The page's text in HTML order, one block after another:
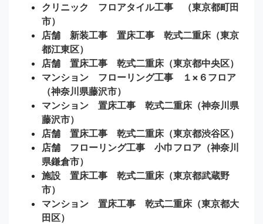
クリニック フロアタイル工事 （東京都町田
市）
店舗 新装工事 置床工事 乾式二重床（東京
都江東区）
店舗 置床工事 乾式二重床（東京都中央区）
マンション フローリング工事 １×６フロア
（神奈川県藤沢市）
マンション 置床工事 乾式二重床（神奈川県
藤沢市）
店舗 置床工事 乾式二重床（東京都渋谷区）
店舗 フローリング工事 小巾フロア（神奈川
県鎌倉市）
施設 置床工事 乾式二重床（東京都武蔵野
市）
マンション 置床工事 乾式二重床（東京都大
田区）